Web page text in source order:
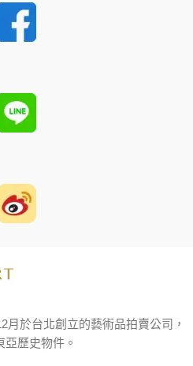
月於台北創立的藝術品拍賣公司，
歷史物件。